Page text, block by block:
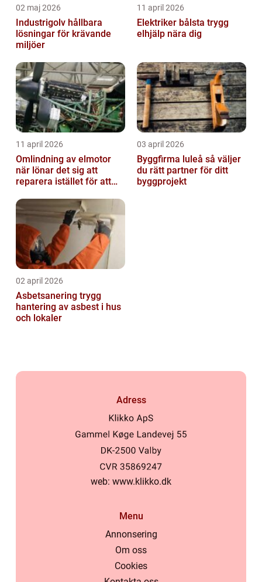
02 maj 2026
Industrigolv hållbara
lösningar för krävande
miljöer
11 april 2026
Elektriker bålsta trygg
elhjälp nära dig
11 april 2026
Omlindning av elmotor
när lönar det sig att
reparera istället för att
03 april 2026
Byggfirma luleå så väljer
du rätt partner för ditt
byggprojekt
02 april 2026
Asbetsanering trygg
hantering av asbest i hus
och lokaler
Adress
web: www.klikko.dk
Menu
Annonsering
Om oss
Cookies